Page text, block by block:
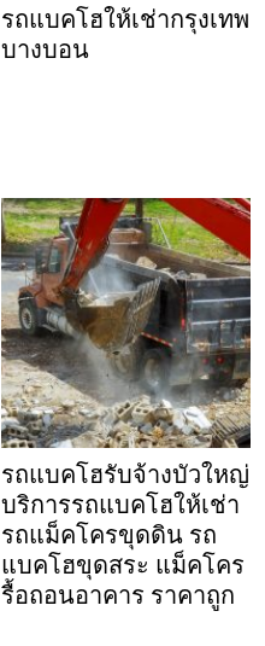
รถแบคโฮให้เช่ากรุงเทพ
บางบอน
รถแบคโฮรับจ้างบัวใหญ่
บริการรถแบคโฮให้เช่า
รถแม็คโครขุดดิน รถ
แบคโฮขุดสระ แม็คโคร
รื้อถอนอาคาร ราคาถูก